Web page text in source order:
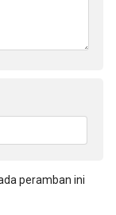
peramban ini